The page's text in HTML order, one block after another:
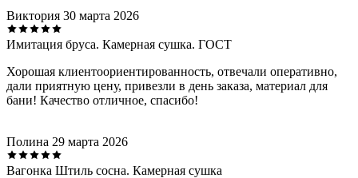
Виктория 30 марта 2026
Имитация бруса. Камерная сушка. ГОСТ
Хорошая клиентоориентированность, отвечали оперативно,
дали приятную цену, привезли в день заказа, материал для
бани! Качество отличное, спасибо!
Полина 29 марта 2026
Вагонка Штиль сосна. Камерная сушка